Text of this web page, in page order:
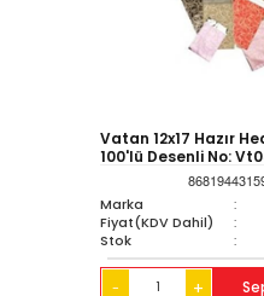
Vatan 12x17 Hazır
100'lü Desenli No:
Marka
:
Fiyat(KDV Dahil) :
Stok :
- +